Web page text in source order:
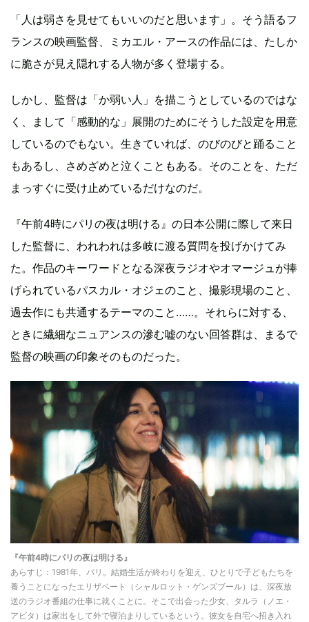
「人は弱さを見せてもいいのだと思います」。そう語るフ
ランスの映画監督、ミカエル・アースの作品には、たしか
に脆さが見え隠れする人物が多く登場する。
しかし、監督は「か弱い人」を描こうとしているのではな
く、まして「感動的な」展開のためにそうした設定を用意
しているのでもない。生きていれば、のびのびと踊ること
もあるし、さめざめと泣くこともある。そのことを、ただ
まっすぐに受け止めているだけなのだ。
『午前4時にパリの夜は明ける』の日本公開に際して来日
した監督に、われわれは多岐に渡る質問を投げかけてみ
た。作品のキーワードとなる深夜ラジオやオマージュが捧
げられているパスカル・オジェのこと、撮影現場のこと、
過去作にも共通するテーマのこと……。それらに対する、
ときに繊細なニュアンスの滲む嘘のない回答群は、まるで
監督の映画の印象そのものだった。
『午前4時にパリの夜は明ける』
あらすじ：1981年、パリ。結婚生活が終わりを迎え、ひとりで子どもたちを
養うことになったエリザベート（シャルロット・ゲンズブール）は、深夜放
送のラジオ番組の仕事に就くことに。そこで出会った少女、タルラ（ノエ・
アビタ）は家出をして外で寝泊まりしているという。彼女を自宅へ招き入れ